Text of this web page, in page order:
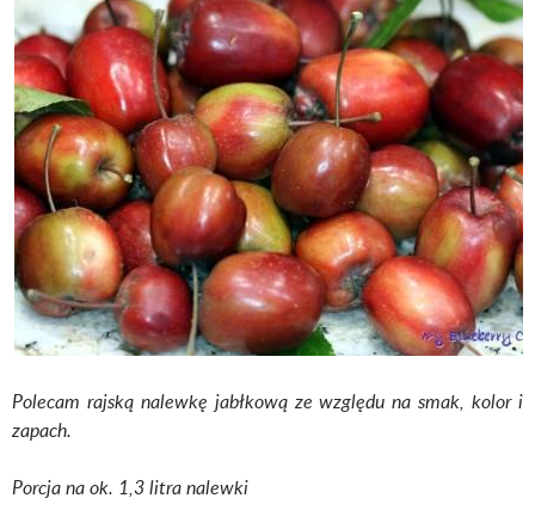
Polecam rajską nalewkę jabłkową ze względu na smak, kolor i
zapach.
Porcja na ok. 1,3 litra nalewki